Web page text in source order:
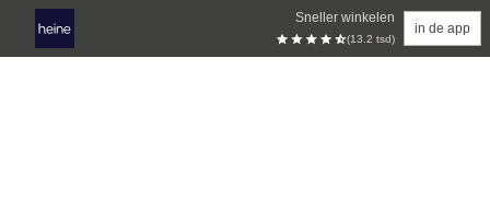
Sneller winkelen
(13.2 tsd)
in de app